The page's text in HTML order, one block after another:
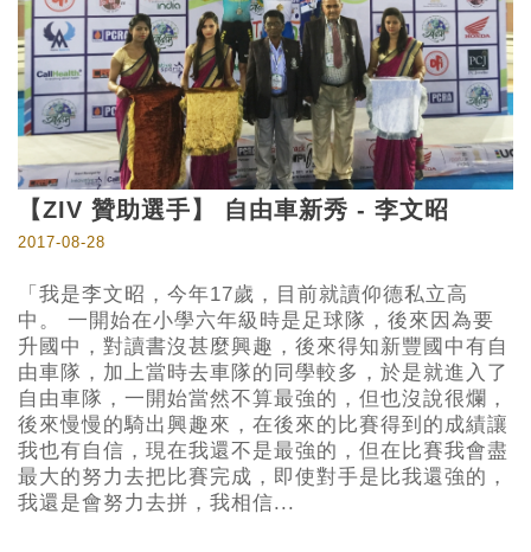
【ZIV 贊助選手】 自由車新秀 - 李文昭
2017-08-28
「我是李文昭，今年17歲，目前就讀仰德私立高
中。 一開始在小學六年級時是足球隊，後來因為要
升國中，對讀書沒甚麼興趣，後來得知新豐國中有自
由車隊，加上當時去車隊的同學較多，於是就進入了
自由車隊，一開始當然不算最強的，但也沒說很爛，
後來慢慢的騎出興趣來，在後來的比賽得到的成績讓
我也有自信，現在我還不是最強的，但在比賽我會盡
最大的努力去把比賽完成，即使對手是比我還強的，
我還是會努力去拼，我相信...